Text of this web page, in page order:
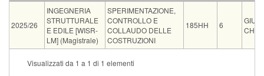
CdS Insegnamento
2025/26
INGEGNERIA
STRUTTURALE
E EDILE [WISR-
LM] (Magistrale)
SPERIMENTAZIONE,
CONTROLLO E
COLLAUDO DELLE
COSTRUZIONI
185HH 6
Tipo Data e ora Sede
Visualizzati da 1 a 1 di 1 elementi